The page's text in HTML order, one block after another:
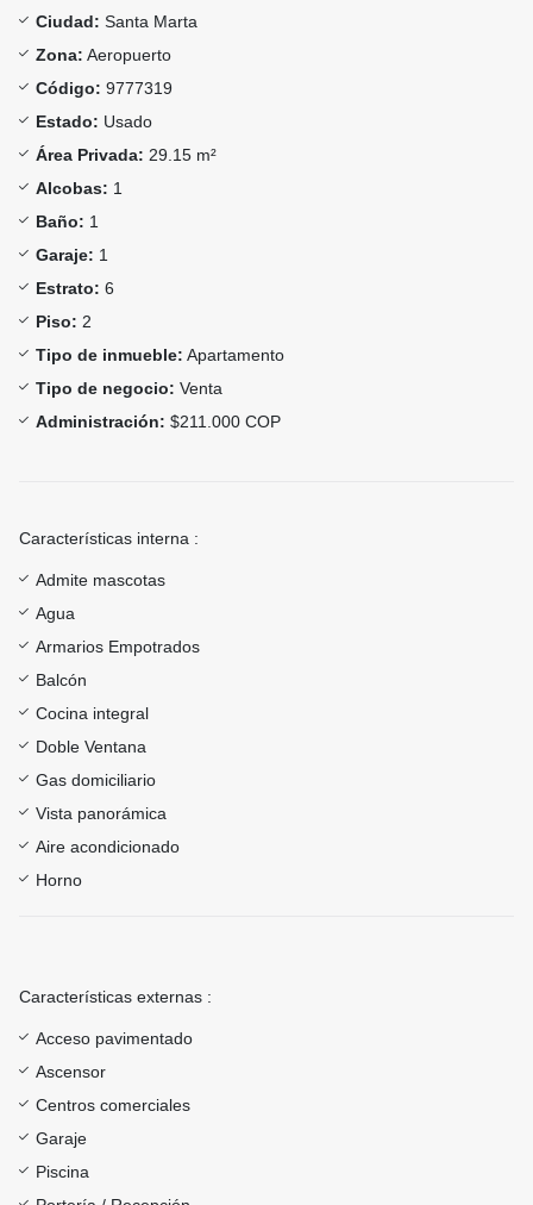
Ciudad: Santa Marta
Zona: Aeropuerto
Código: 9777319
Estado: Usado
Área Privada: 29.15 m²
Alcobas: 1
Baño: 1
Garaje: 1
Estrato: 6
Piso: 2
Tipo de inmueble: Apartamento
Tipo de negocio: Venta
Administración: $211.000 COP
Características interna :
Admite mascotas
Agua
Armarios Empotrados
Balcón
Cocina integral
Doble Ventana
Gas domiciliario
Vista panorámica
Aire acondicionado
Horno
Características externas :
Acceso pavimentado
Ascensor
Centros comerciales
Garaje
Piscina